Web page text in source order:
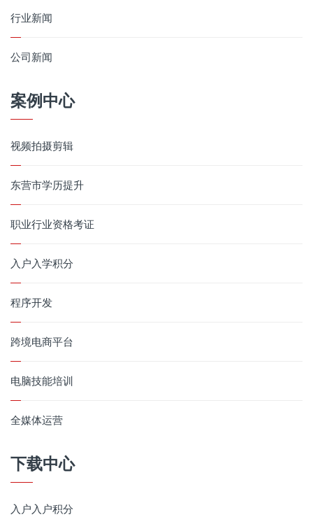
行业新闻
公司新闻
案例中心
视频拍摄剪辑
东营市学历提升
职业行业资格考证
入户入学积分
程序开发
跨境电商平台
电脑技能培训
全媒体运营
下载中心
入户入户积分